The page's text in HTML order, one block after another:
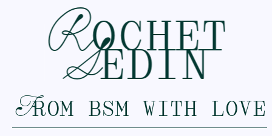
ROCHET
SEDIN
FROM BSM WITH LOVE